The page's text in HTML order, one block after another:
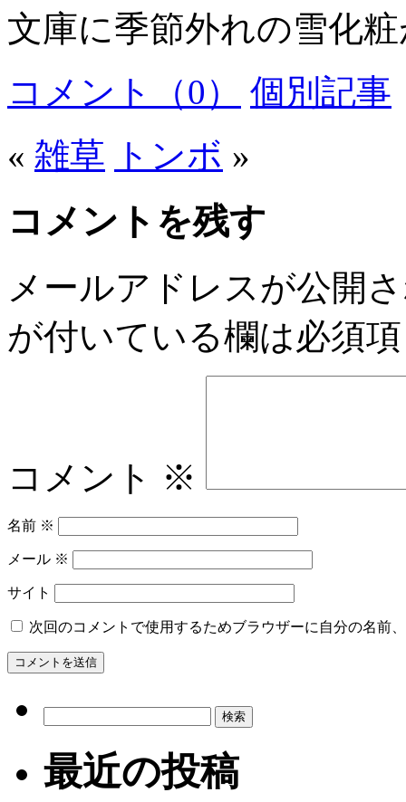
文庫に季節外れの雪化
コメント（0）
個別記事
« 雑草 トンボ »
コメントを残す
メールアドレスが公開
が付いている欄は必須
コメント ※
名前 ※
メール ※
サイト
次回のコメントで使用するためブラウザーに自分の名前
最近の投稿